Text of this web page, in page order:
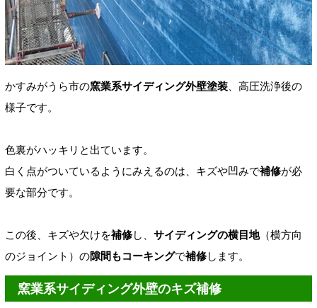
かすみがうら市の窯業系サイディング外壁塗装 、高圧洗浄後の
様子です。
色裏がハッキリと出ています。
白く点がついているようにみえるのは、キズや凹みで補修が必
要な部分です。
この後、 キズや欠けを補修し、 サイディングの横目地（横方向
のジョイント）の隙間 もコーキングで補修します。
窯業系サイディング外壁のキズ補修